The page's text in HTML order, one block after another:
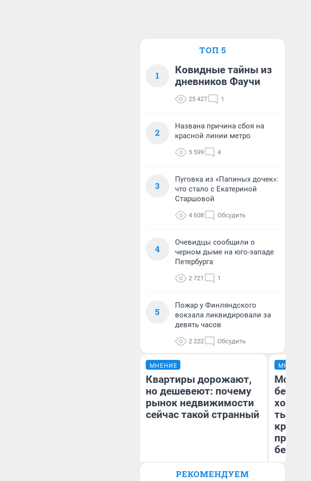
ТОП 5
1
Ковидные тайны из
дневников Фаучи
25 427 1
2
Названа причина сбоя на
красной линии метро
5 599 4
3
Пуговка из «Папиных дочек»:
что стало с Екатериной
Старшовой
4 608 Обсудить
4
Очевидцы сообщили о
черном дыме на юго-западе
Петербурга
2 721 1
5
Пожар у Финляндского
вокзала ликвидировали за
девять часов
2 222 Обсудить
МНЕНИЕ
Квартиры дорожают,
но дешевеют: почему
рынок недвижимости
сейчас такой странный
Екатерина Торопова
МНЕНИЕ
Мой
хотела
тысяч,
РЕКОМЕНДУЕМ